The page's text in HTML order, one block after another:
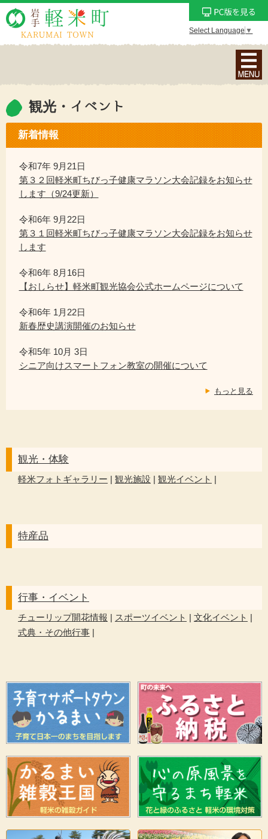
Select Language ▼
ナ
ビ
ョ
ン
ニ
表
観光・イベント
新着情報
令和7年 9月21日
第３２回軽米町ちびっ子健康マラソン大会記録をお知らせ
します（9/24更新）
令和6年 9月22日
第３１回軽米町ちびっ子健康マラソン大会記録をお知らせ
します
令和6年 8月16日
【おしらせ】軽米町観光協会公式ホームページについて
令和6年 1月22日
新春歴史講演開催のお知らせ
令和5年 10月 3日
シニア向けスマートフォン教室の開催について
もっと見る
観光・体験
軽米フォトギャラリー | 観光施設 | 観光イベント |
特産品
行事・イベント
チューリップ開花情報 | スポーツイベント | 文化イベント |
式典・その他行事 |